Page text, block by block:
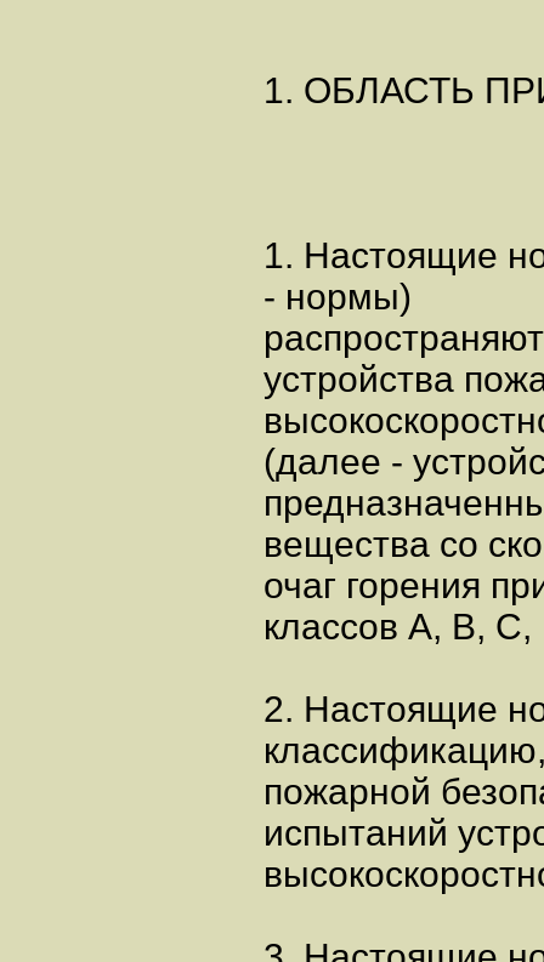
1. ОБЛАСТЬ
1. Настоящие
- нормы)
устройства
(далее -
вещества со
очаг горения
классов А, В, С,
2. Настоящие
пожарной
испытаний